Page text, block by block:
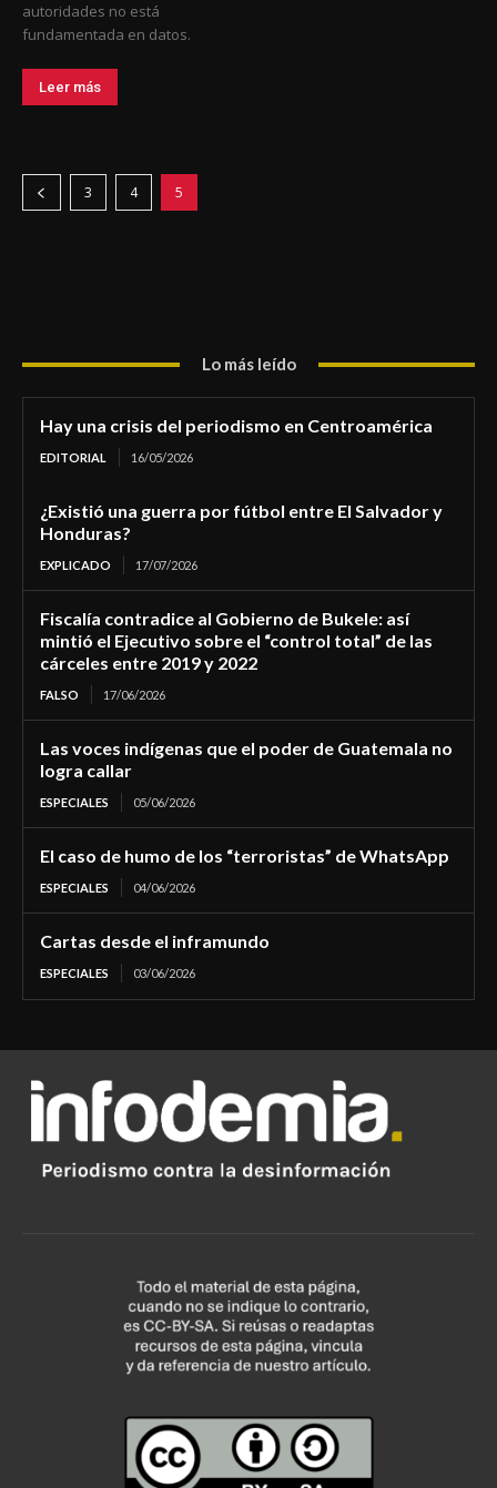
autoridades no está
fundamentada en datos.
Leer más
3 4 5
Lo más leído
Hay una crisis del periodismo en Centroamérica
EDITORIAL 16/05/2026
¿Existió una guerra por fútbol entre El Salvador y
Honduras?
EXPLICADO 17/07/2026
Fiscalía contradice al Gobierno de Bukele: así
mintió el Ejecutivo sobre el “control total” de las
cárceles entre 2019 y 2022
FALSO 17/06/2026
Las voces indígenas que el poder de Guatemala no
logra callar
ESPECIALES 05/06/2026
El caso de humo de los “terroristas” de WhatsApp
ESPECIALES 04/06/2026
Cartas desde el inframundo
ESPECIALES 03/06/2026